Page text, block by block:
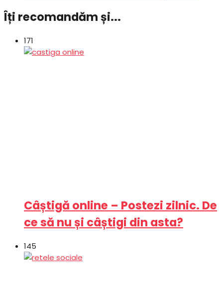
Îți recomandăm și...
171
Câștigă online – Postezi zilnic. De
ce să nu și câștigi din asta?
145